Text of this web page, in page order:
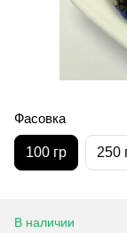
Фасовка
100 гр 250
В наличии